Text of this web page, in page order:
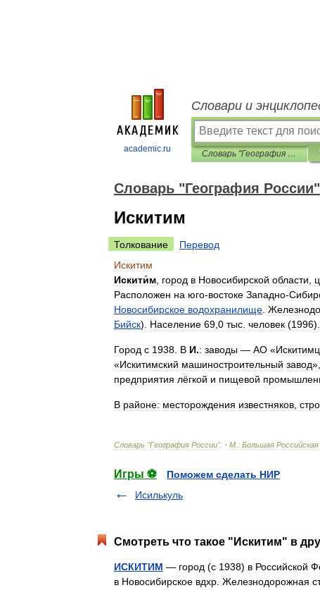
academic.ru
Словари и
Словарь "География России"
Словарь "География России"
Искитим
Толкование
Перевод
Искитим
Искити́м город в Новосибирской области
Расположен на юго-востоке Западно-
Новосибирское водохранилище
Бийск). Население 69 0 тыс человек (1996).
Город с 1938 В И.: заводы — АО «
«Искитимский машиностроительный завод»,
предприятия лёгкой и пищевой
В районе: месторождения известняков
Словарь "География России". - М : Большая Российская
Игры ⚽
Поможем сделать НИР
Исилькуль
Смотреть что такое "Искитим" в
ИСКИТИМ — город (с 1938) в Российской
в Новосибирское вдхр. Железнодорожная